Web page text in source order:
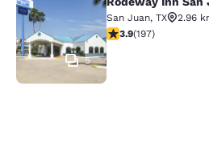
Rodeway Inn San
5
San Juan, TX
2.96
calificación de 3.9
3.9(197)